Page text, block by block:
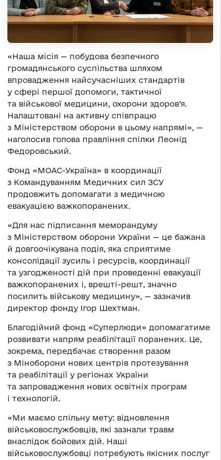
«Наша місія — побудова безпечного
громадянського суспільства шляхом
впровадження найсучасніших стандартів
у сфері першої допомоги, тактичної
та військової медицини, охорони здоров’я.
Налаштовані на активну співпрацю
з Міністерством оборони в цьому напрямі», —
наголосив голова правління спілки Леонід
Федоровський.
Фонд «МОАС-Україна» в координації
з Командуванням Медичних сил ЗСУ
продовжить допомагати з медичною
евакуацією важкопоранених.
«Для нас підписання меморандуму
з Міністерством оборони України — це бажана
й довгоочікувана подія, яка сприятиме
консолідації зусиль і ресурсів, координації
та узгодженості дій при проведенні евакуації
важкопоранених і, врешті-решт, значно
посилить військову медицину», — зазначив
директор фонду Ігор Шехтман.
Благодійний фонд «Суперлюди» допомагатиме
розвивати напрям реабілітації поранених. Це,
зокрема, передбачає створення разом
з Міноборони нових центрів протезування
та реабілітації у регіонах України
та запровадження нових освітніх програм
і технологій.
«Ми маємо спільну мету: відновлення
військовослужбовців, які зазнали травм
внаслідок бойових дій. Наші
військовослужбовці потребують якісних послуг